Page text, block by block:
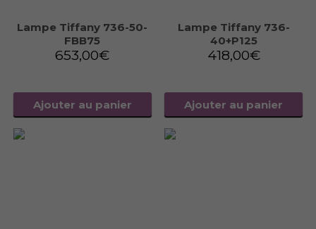
Lampe Tiffany 736-50-
FBB75
653,00€
Ajouter au panier
Lampe Tiffany 736-
40+P125
418,00€
Ajouter au panier